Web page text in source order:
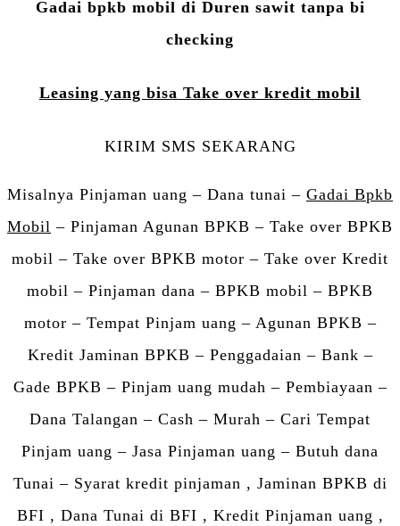
Gadai bpkb mobil di Duren sawit tanpa bi
checking
Leasing yang bisa Take over kredit mobil
KIRIM SMS SEKARANG
Misalnya Pinjaman uang – Dana tunai – Gadai Bpkb
Mobil – Pinjaman Agunan BPKB – Take over BPKB
mobil – Take over BPKB motor – Take over Kredit
mobil – Pinjaman dana – BPKB mobil – BPKB
motor – Tempat Pinjam uang – Agunan BPKB –
Kredit Jaminan BPKB – Penggadaian – Bank –
Gade BPKB – Pinjam uang mudah – Pembiayaan –
Dana Talangan – Cash – Murah – Cari Tempat
Pinjam uang – Jasa Pinjaman uang – Butuh dana
Tunai – Syarat kredit pinjaman , Jaminan BPKB di
BFI , Dana Tunai di BFI , Kredit Pinjaman uang ,